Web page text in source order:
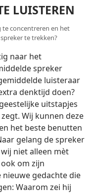
LUISTEREN
te concentreren en het
te trekken?
naar het
spreker
luisteraar
denktijd doen?
uitstapjes
Wij kunnen deze
het beste benutten
gelang de spreker
niet alleen mèt
om zijn
nieuwe gedachte die
Waarom zei hij